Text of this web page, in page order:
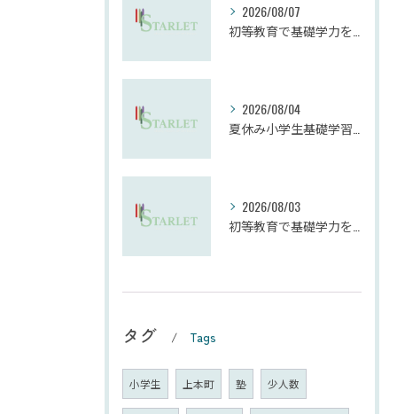
2026/08/07
2026/08/04
2026/08/03
タグ Tags
小学生 上本町 塾 少人数